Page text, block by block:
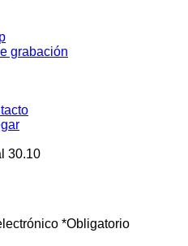
grabación
30.10
*Obligatorio